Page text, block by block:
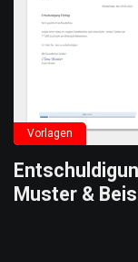
Vorlagen
Muster &